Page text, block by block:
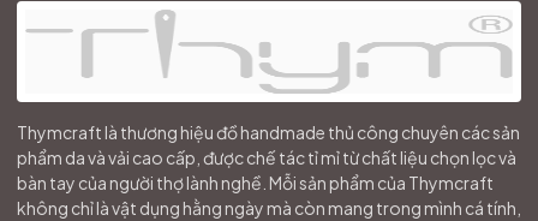
Thymcraft là thương hiệu đồ handmade thủ công chuyên các sản
phẩm da và vải cao cấp, được chế tác tỉ mỉ từ chất liệu chọn lọc và
bàn tay của người thợ lành nghề. Mỗi sản phẩm của Thymcraft
không chỉ là vật dụng hằng ngày mà còn mang trong mình cá tính,